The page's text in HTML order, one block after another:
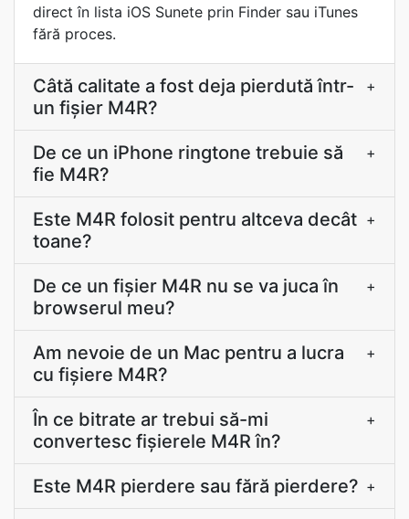
direct în lista iOS Sunete prin Finder sau iTunes
fără proces.
Câtă calitate a fost deja pierdută într-
un fișier M4R?
+
De ce un iPhone ringtone trebuie să
fie M4R?
+
Este M4R folosit pentru altceva decât
toane?
+
De ce un fișier M4R nu se va juca în
browserul meu?
+
Am nevoie de un Mac pentru a lucra
cu fișiere M4R?
+
În ce bitrate ar trebui să-mi
convertesc fișierele M4R în?
+
Este M4R pierdere sau fără pierdere? +